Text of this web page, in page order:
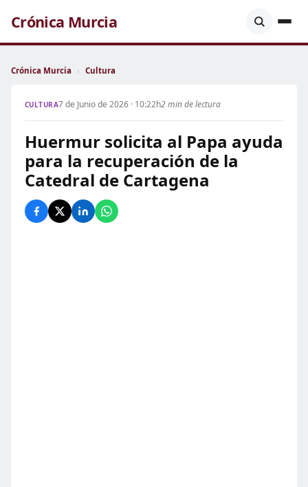
Crónica Murcia
Crónica Murcia › Cultura
CULTURA7 de Junio de 2026 · 10:22h2 min de lectura
Huermur solicita al Papa ayuda
para la recuperación de la
Catedral de Cartagena